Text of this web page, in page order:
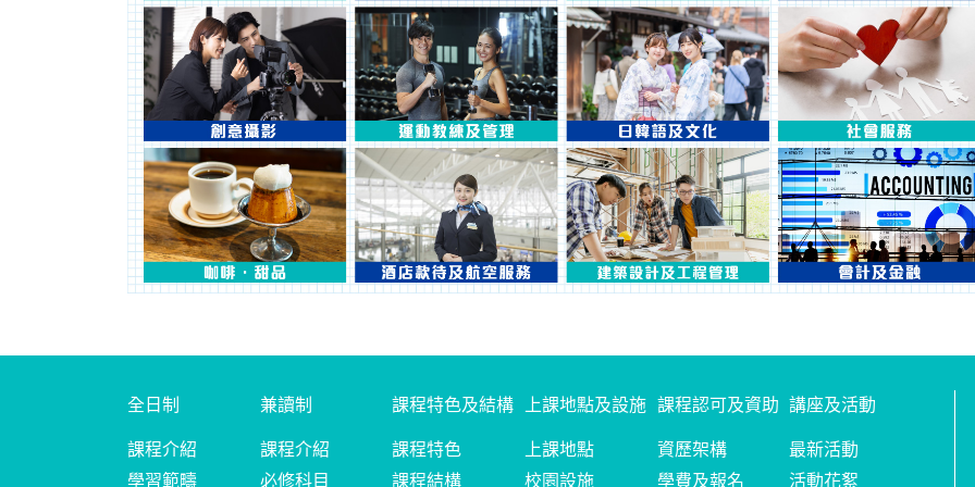
全日制
課程介紹
學習範疇
兼讀制
課程介紹
必修科目
課程特色及結構
課程特色
課程結構
上課地點及設施
上課地點
校園設施
課程認可及資助
資歷架構
學費及報名
講座及活動
最新活動
活動花絮